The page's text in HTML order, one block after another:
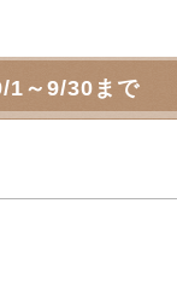
1～9/30まで